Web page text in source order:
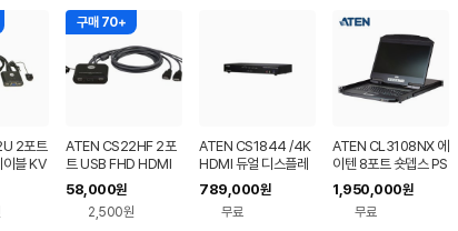
2포트
블 KV
원격
구매 70+
ATEN CS22HF 2포
트 USB FHD HDMI
케이블 KVM 스위치
58,000원
2,500원
ATEN CS1844 /4K
HDMI 듀얼 디스플레
이 KVMP 스위치
789,000원
무료
ATEN CL3108NX 에
이텐 8포트 숏뎁스 PS
2 USB LCD KVM 스
위치
1,950,000원
무료